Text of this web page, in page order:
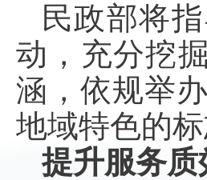
民政部将
动，充分挖
涵，依规举
地域特色的
提升服务